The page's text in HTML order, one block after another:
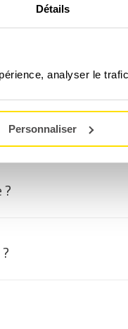
Détails
analyser le
Personnaliser
Prestige ?